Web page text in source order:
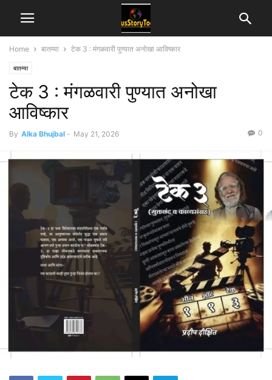
Home बातम्या टेक 3 : मंगळवारी पुण्यात अनोखा आविष्कार
बातम्या
टेक 3 : मंगळवारी पुण्यात अनोखा
आविष्कार
By Alka Bhujbal - May 21, 2026 0